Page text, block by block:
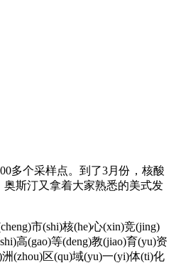
多个采样点。到了3月份，核酸
斯汀又拿着大家熟悉的美式发
市(shi)核(he)心(xin)竞(jing)
高(gao)等(deng)教(jiao)育(yu)资
(zhou)区(qu)域(yu)一(yi)体(ti)化